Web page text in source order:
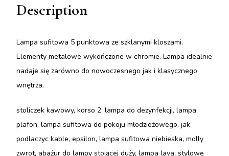
Description
Lampa sufitowa 5 punktowa ze szklanymi kloszami.
Elementy metalowe wykończone w chromie. Lampa idealnie
nadaje się zarówno do nowoczesnego jak i klasycznego
wnętrza.
stoliczek kawowy, korso 2, lampa do dezynfekcji, lampa
plafon, lampa sufitowa do pokoju młodzieżowego, jak
podlaczyc kable, epsilon, lampa sufitowa niebieska, molly
zwrot, abażur do lampy stojącej duży, lampa lava, stylowe